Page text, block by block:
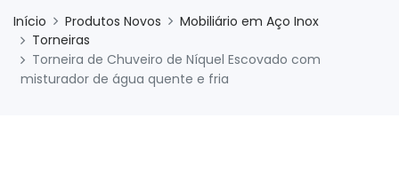
Início Produtos Novos
Mobiliário em Aço Inox
Torneiras
Torneira de Chuveiro de Níquel Escovado com
misturador de água quente e fria